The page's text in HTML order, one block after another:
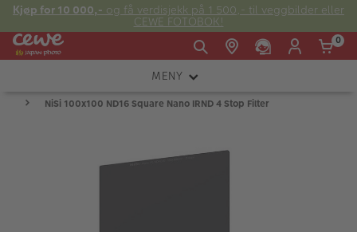
Kjøp for 10 000,- og få verdisjekk på 1 500,- til veggbilder eller
CEWE FOTOBOK!
Fre:
20:00
Søndag:
0
MENY
KAMERANiSi 100x100 ND16 Square Nano IRND 4 Stop Filter